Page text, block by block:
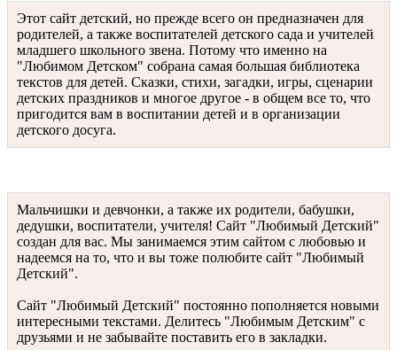
Этот сайт детский, но прежде всего он предназначен для
родителей, а также воспитателей детского сада и учителей
младшего школьного звена. Потому что именно на
"Любимом Детском" собрана самая большая библиотека
текстов для детей. Сказки, стихи, загадки, игры, сценарии
детских праздников и многое другое - в общем все то, что
пригодится вам в воспитании детей и в организации
детского досуга.
Мальчишки и девчонки, а также их родители, бабушки,
дедушки, воспитатели, учителя! Сайт "Любимый Детский"
создан для вас. Мы занимаемся этим сайтом с любовью и
надеемся на то, что и вы тоже полюбите сайт "Любимый
Детский".
Сайт "Любимый Детский" постоянно пополняется новыми
интересными текстами. Делитесь "Любимым Детским" с
друзьями и не забывайте поставить его в закладки.